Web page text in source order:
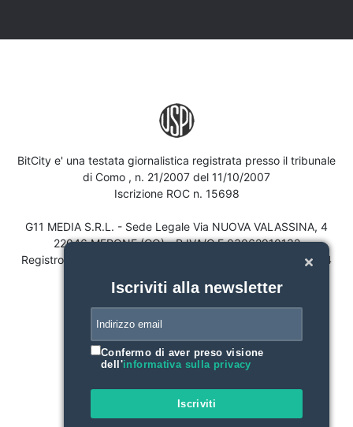
BitCity e' una testata giornalistica registrata presso il tribunale
di Como , n. 21/2007 del 11/10/2007
Iscrizione ROC n. 15698
G11 MEDIA S.R.L. - Sede Legale Via NUOVA VALASSINA, 4
22046 MERONE (CO) - P.IVA/C.F.03062910132
Registro imprese di Como n. 03062910132 - REA n. 293834
Iscriviti alla newsletter
Confermo di aver preso visione
dell'informativa sulla privacy
Iscriviti